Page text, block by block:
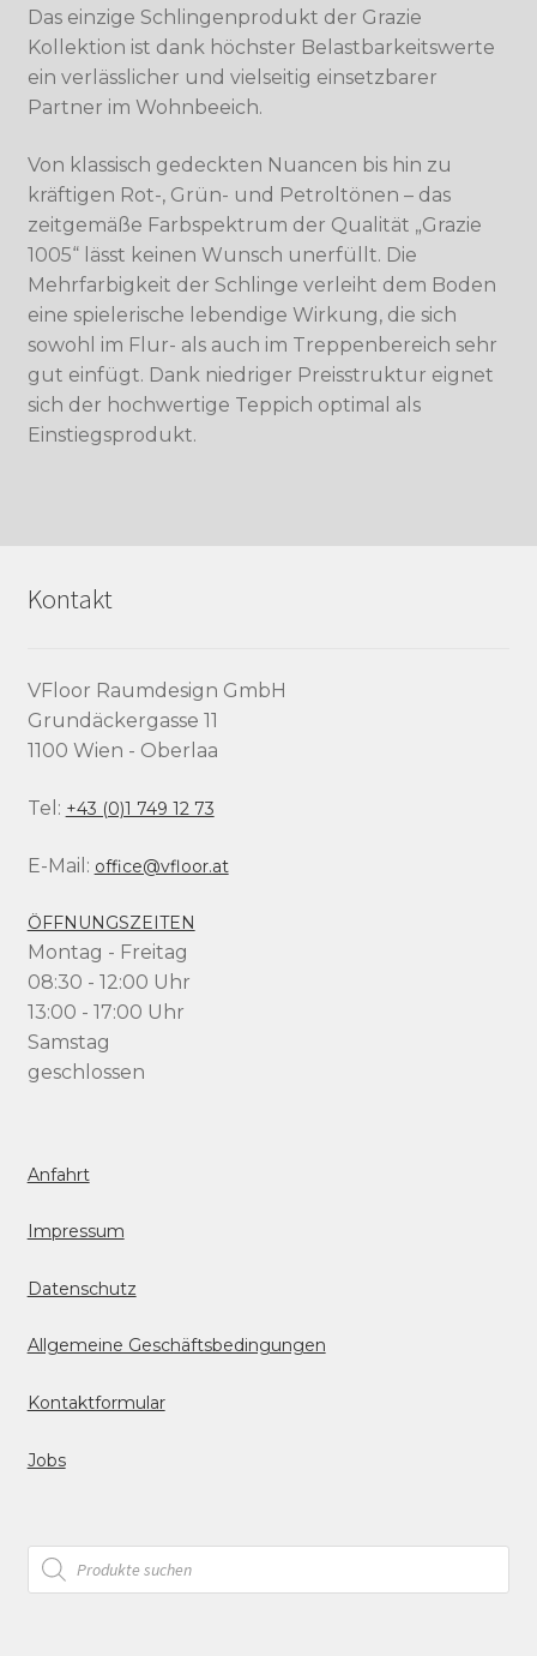
Das einzige Schlingenprodukt der Grazie
Kollektion ist dank höchster Belastbarkeitswerte
ein verlässlicher und vielseitig einsetzbarer
Partner im Wohnbeeich.
Von klassisch gedeckten Nuancen bis hin zu
kräftigen Rot-, Grün- und Petroltönen – das
zeitgemäße Farbspektrum der Qualität „Grazie
1005“ lässt keinen Wunsch unerfüllt. Die
Mehrfarbigkeit der Schlinge verleiht dem Boden
eine spielerische lebendige Wirkung, die sich
sowohl im Flur- als auch im Treppenbereich sehr
gut einfügt. Dank niedriger Preisstruktur eignet
sich der hochwertige Teppich optimal als
Einstiegsprodukt.
Kontakt
VFloor Raumdesign GmbH
Grundäckergasse 11
1100 Wien - Oberlaa
Tel: +43 (0)1 749 12 73
E-Mail: office@vfloor.at
ÖFFNUNGSZEITEN
Montag - Freitag
08:30 - 12:00 Uhr
13:00 - 17:00 Uhr
Samstag
geschlossen
Anfahrt
Impressum
Datenschutz
Allgemeine Geschäftsbedingungen
Kontaktformular
Jobs
Products
search